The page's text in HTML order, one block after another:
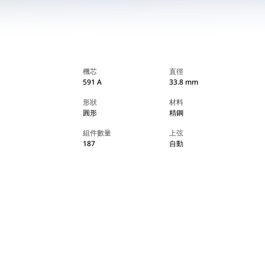
機芯
591 A
直徑
33.8 mm
形狀
圓形
材料
精鋼
組件數量
187
上弦
自動